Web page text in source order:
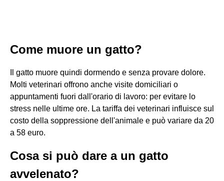
Come muore un gatto?
Il gatto muore quindi dormendo e senza provare dolore.
Molti veterinari offrono anche visite domiciliari o
appuntamenti fuori dall'orario di lavoro: per evitare lo
stress nelle ultime ore. La tariffa dei veterinari influisce sul
costo della soppressione dell'animale e può variare da 20
a 58 euro.
Cosa si può dare a un gatto
avvelenato?